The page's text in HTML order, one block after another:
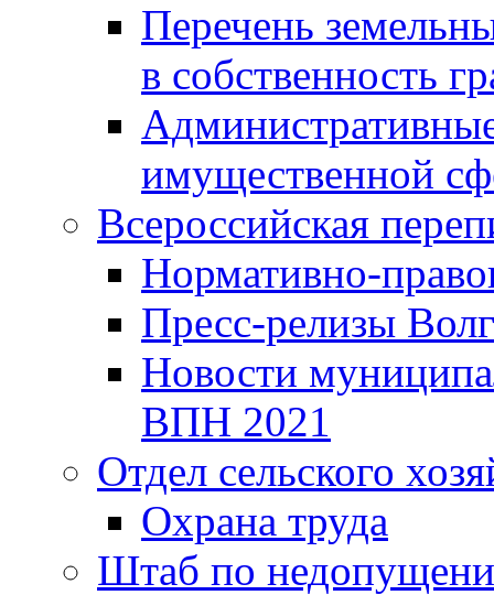
Перечень
в собственность
имущественной
Всероссийская
Нормативно-
Пресс-релизы
Новости
ВПН 2021
Отдел сельского
Охрана труда
Штаб по